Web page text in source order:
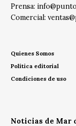
Prensa:
Comercial:
Quienes Somos
Política editorial
Condiciones de uso
Noticias de Mar